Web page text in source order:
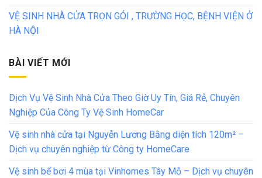
VỆ SINH NHÀ CỬA TRỌN GÓI , TRƯỜNG HỌC, BỆNH VIỆN Ở
HÀ NỘI
BÀI VIẾT MỚI
Dịch Vụ Vệ Sinh Nhà Cửa Theo Giờ Uy Tín, Giá Rẻ, Chuyên
Nghiệp Của Công Ty Vệ Sinh HomeCar
Vệ sinh nhà cửa tại Nguyễn Lương Bằng diện tích 120m² –
Dịch vụ chuyên nghiệp từ Công ty HomeCare
Vệ sinh bể bơi 4 mùa tại Vinhomes Tây Mỗ – Dịch vụ chuyên